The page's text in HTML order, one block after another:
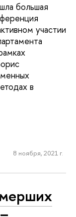
большая
участии
в
8 ноября, 2021 г.